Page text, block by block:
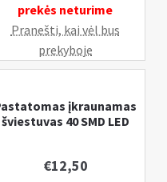
prekės neturime
Pranešti, kai vėl bus
prekyboje
įkraunamas
šviestuvas 40 SMD LED
€12,50